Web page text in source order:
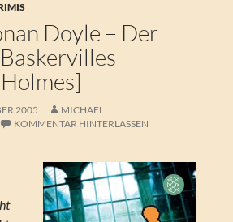
Doyle – Der
2005
MICHAEL
KOMMENTAR HINTERLASSEN